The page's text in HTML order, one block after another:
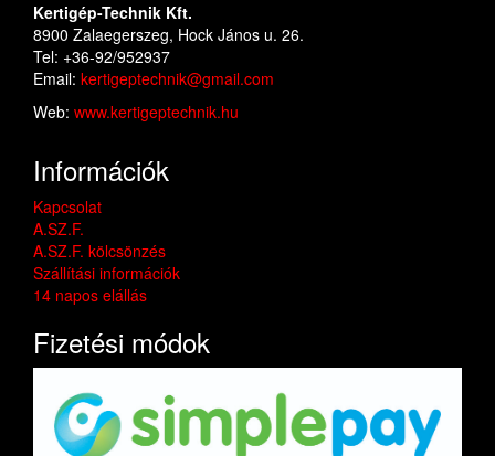
Kertigép-Technik Kft.
8900 Zalaegerszeg, Hock János u. 26.
Tel: +36-92/952937
Email: kertigeptechnik@gmail.com
Web: www.kertigeptechnik.hu
Információk
Kapcsolat
A.SZ.F.
A.SZ.F. kölcsönzés
Szállítási információk
14 napos elállás
Fizetési módok